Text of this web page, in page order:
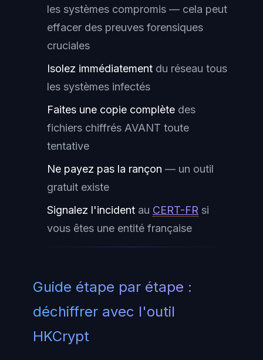
les systèmes compromis — cela peut
effacer des preuves forensiques
cruciales
Isolez immédiatement du réseau tous
les systèmes infectés
Faites une copie complète des
fichiers chiffrés AVANT toute
tentative
Ne payez pas la rançon — un outil
gratuit existe
Signalez l'incident au CERT-FR si
vous êtes une entité française
Guide étape par étape :
déchiffrer avec l'outil
HKCrypt